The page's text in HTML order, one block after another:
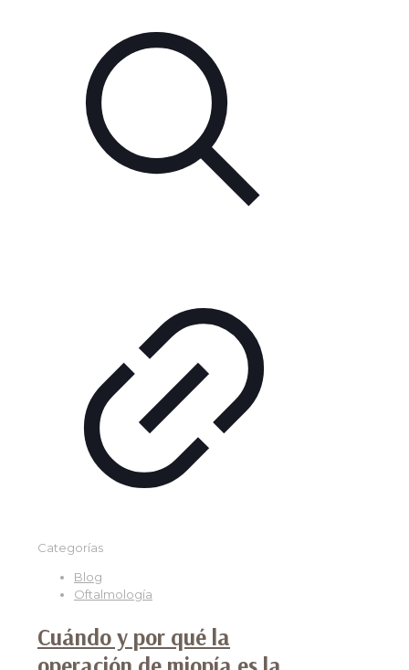
Categorías
Blog
Oftalmología
Cuándo y por qué la